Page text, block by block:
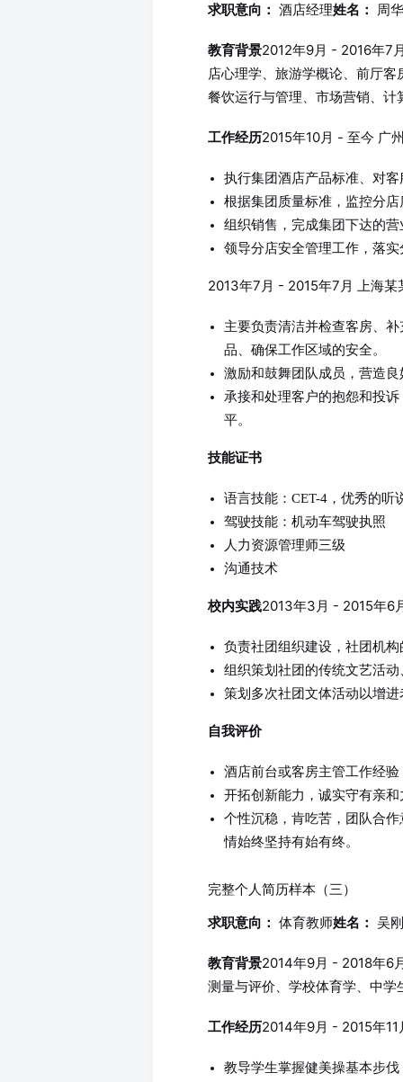
求职意向： 酒店经理姓名： 周华
教育背景2012年9月 - 2016年7
店心理学、旅游学概论、前厅
餐饮运行与管理、市场营销、计
工作经历2015年10月 - 至今 广
执行集团酒店产品标准、对
根据集团质量标准，监控分
组织销售，完成集团下达的
领导分店安全管理工作，落
2013年7月 - 2015年7月 上海某
主要负责清洁并检查客房、
品、确保工作区域的安全。
激励和鼓舞团队成员，营造
承接和处理客户的抱怨和投
平。
技能证书
语言技能：CET-4，优秀的听
驾驶技能：机动车驾驶执照
人力资源管理师三级
沟通技术
校内实践2013年3月 - 2015年6
负责社团组织建设，社团机
组织策划社团的传统文艺活
策划多次社团文体活动以增
自我评价
酒店前台或客房主管工作经
开拓创新能力，诚实守有亲和
个性沉稳，肯吃苦，团队合
情始终坚持有始有终。
完整个人简历样本（三）
求职意向： 体育教师姓名： 吴刚
教育背景2014年9月 - 2018年6
测量与评价、学校体育学、中
工作经历2014年9月 - 2015年
教导学生掌握健美操基本步